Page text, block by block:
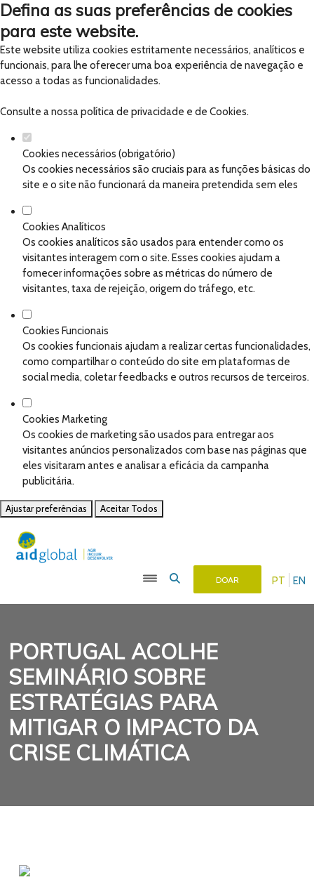
Defina as suas preferências de cookies
para este website.
Este website utiliza cookies estritamente necessários, analíticos e
funcionais, para lhe oferecer uma boa experiência de navegação e
acesso a todas as funcionalidades.
Consulte a nossapolítica de privacidade e de Cookies.
Cookies necessários (obrigatório)
Os cookies necessários são cruciais para as funções básicas do
site e o site não funcionará da maneira pretendida sem eles
Cookies Analíticos
Os cookies analíticos são usados para entender como os
visitantes interagem com o site. Esses cookies ajudam a
fornecer informações sobre as métricas do número de
visitantes, taxa de rejeição, origem do tráfego, etc.
Cookies Funcionais
Os cookies funcionais ajudam a realizar certas funcionalidades,
como compartilhar o conteúdo do site em plataformas de
social media, coletar feedbacks e outros recursos de terceiros.
Cookies Marketing
Os cookies de marketing são usados para entregar aos
visitantes anúncios personalizados com base nas páginas que
eles visitaram antes e analisar a eficácia da campanha
publicitária.
Ajustar preferências Aceitar Todos
PT EN
DOAR
PORTUGAL ACOLHE
SEMINÁRIO SOBRE
ESTRATÉGIAS PARA
MITIGAR O IMPACTO DA
CRISE CLIMÁTICA